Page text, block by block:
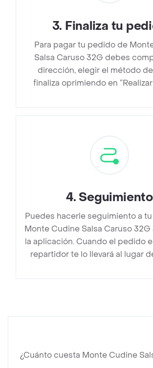
3. Finaliza tu
Para pagar tu pedido de
Salsa Caruso 32G debes
dirección, elegir el método
finaliza oprimiendo en
4. Seguimiento
Puedes hacerle seguimiento a
Monte Cudine Salsa Caruso 32G
la aplicación. Cuando el pedido
repartidor te lo llevará al lugar
¿Cuánto cuesta Monte Cudine